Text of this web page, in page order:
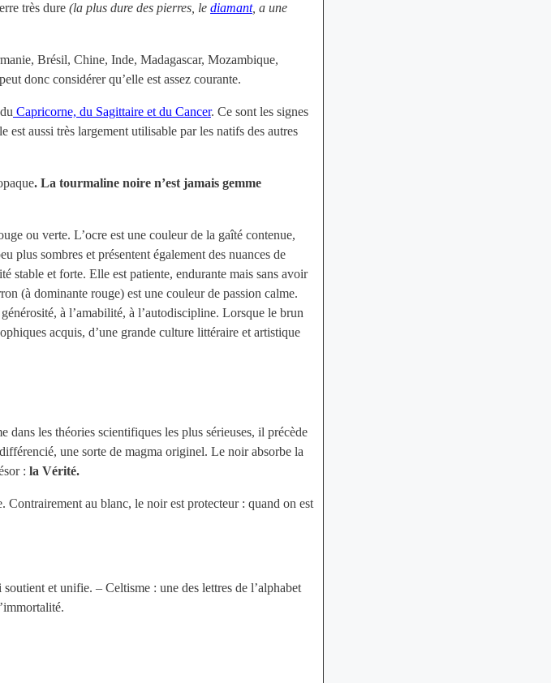
très dure (la plus dure des pierres, le diamant, a une
Brésil, Chine, Inde, Madagascar, Mozambique,
donc considérer qu’elle est assez courante.
Capricorne, du Sagittaire et du Cancer. Ce sont les signes
aussi très largement utilisable par les natifs des autres
. La tourmaline noire n’est jamais gemme
ou verte. L’ocre est une couleur de la gaîté contenue,
plus sombres et présentent également des nuances de
stable et forte. Elle est patiente, endurante mais sans avoir
(à dominante rouge) est une couleur de passion calme.
à l’amabilité, à l’autodiscipline. Lorsque le brun
acquis, d’une grande culture littéraire et artistique
les théories scientifiques les plus sérieuses, il précède
une sorte de magma originel. Le noir absorbe la
: la Vérité.
au blanc, le noir est protecteur : quand on est
et unifie. – Celtisme : une des lettres de l’alphabet